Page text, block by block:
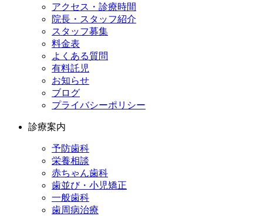
アクセス・診療時間
院長・スタッフ紹介
スタッフ募集
料金表
よくある質問
有料託児
お知らせ
ブログ
プライバシーポリシー
診療案内
予防歯科
栄養相談
赤ちゃん歯科
歯並び・小児矯正
一般歯科
歯周病治療